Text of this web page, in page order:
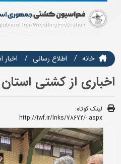
خانه اطلاع رسانی اخبار
اخباری از کشتی
لینک کوتاه:
http://iwf.ir/lnks/78672/-.aspx